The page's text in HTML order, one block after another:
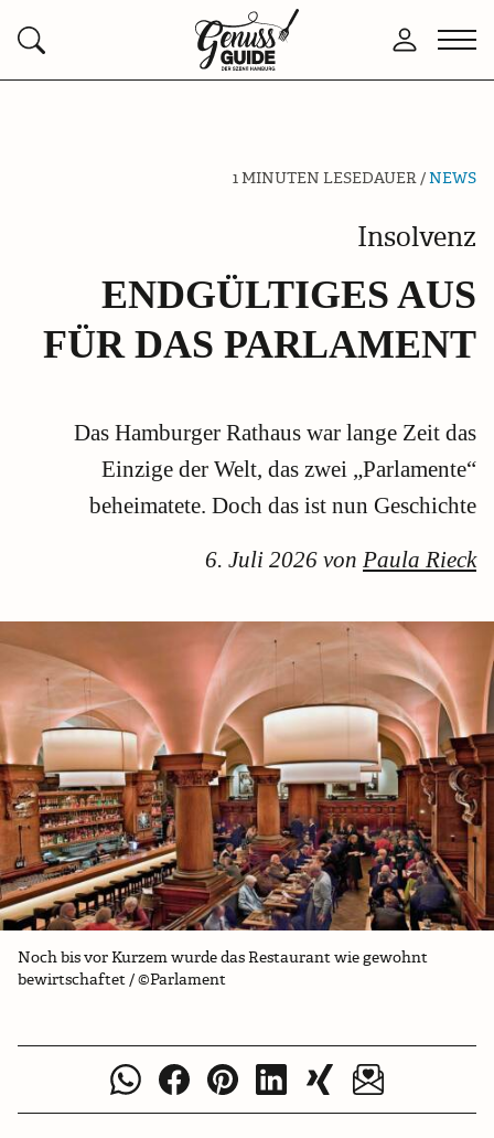
Suchen
Zurück
zur
Anmelden
1 MINUTEN LESEDAUER /NEWS
Insolvenz
ENDGÜLTIGES AUS
FÜR DAS PARLAMENT
Das Hamburger Rathaus war lange Zeit das
Einzige der Welt, das zwei „Parlamente“
beheimatete. Doch das ist nun Geschichte
6. Juli 2026 von Paula Rieck
Noch bis vor Kurzem wurde das Restaurant wie gewohnt
bewirtschaftet / ©Parlament